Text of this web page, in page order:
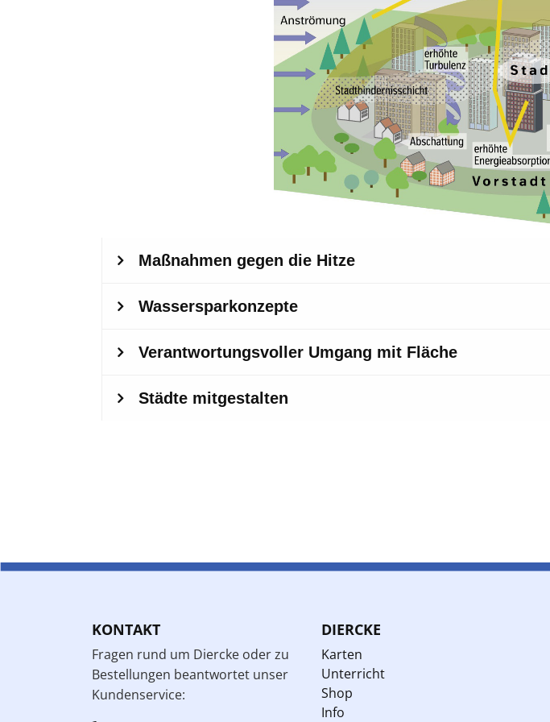
KONTAKT
Fragen rund um Diercke oder zu
Bestellungen beantwortet unser
Kundenservice:
DIERCKE
Karten
Unterricht
Shop
Info